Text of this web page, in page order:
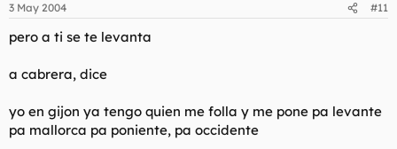
3 May 2004 #11
pero a ti se te levanta
a cabrera, dice
yo en gijon ya tengo quien me folla y me pone pa levante
pa mallorca pa poniente, pa occidente